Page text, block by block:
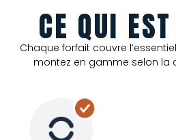
CE QUI EST
Chaque forfait couvre
montez en gamme selon la